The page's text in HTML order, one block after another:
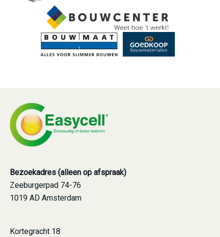
Bezoekadres (alleen op afspraak)
Zeeburgerpad 74-76
1019 AD Amsterdam
Kortegracht 18